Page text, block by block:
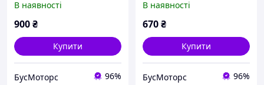
В наявності
900₴
Купити
БусМоторс 96%
В наявності
670₴
Купити
БусМоторс 96%